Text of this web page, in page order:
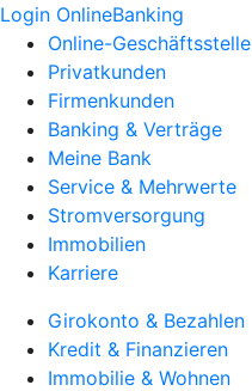
Login OnlineBanking
Online-Geschäftsstelle
Privatkunden
Firmenkunden
Banking & Verträge
Meine Bank
Service & Mehrwerte
Stromversorgung
Immobilien
Karriere
Girokonto & Bezahlen
Kredit & Finanzieren
Immobilie & Wohnen